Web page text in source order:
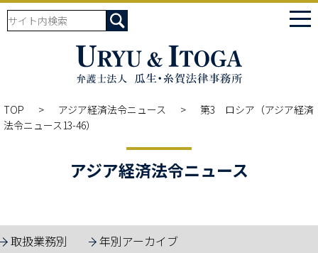
TOP アジア経済法令ニュース
第3 ロシア（アジア経済
法令ニュース13-46）
アジア経済法令ニュース
取扱業務別 年別アーカイブ